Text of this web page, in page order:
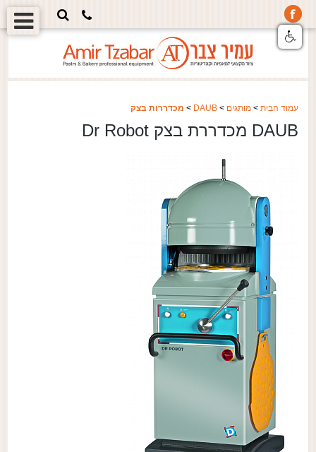
עמוד הבית> מותגים >
DAUB
> מכדררות בצק
DAUB מכדררת בצק Dr Robot